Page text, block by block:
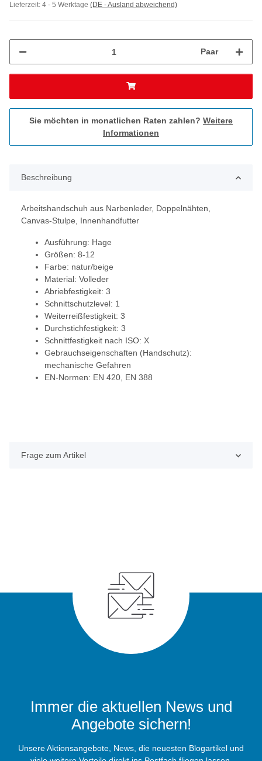
Lieferzeit: 4 - 5 Werktage (DE - Ausland abweichend)
Paar
Sie möchten in monatlichen Raten zahlen? Weitere
Informationen
Beschreibung
Arbeitshandschuh aus Narbenleder, Doppelnähten,
Canvas-Stulpe, Innenhandfutter
Ausführung: Hage
Größen: 8-12
Farbe: natur/beige
Material: Volleder
Abriebfestigkeit: 3
Schnittschutzlevel: 1
Weiterreißfestigkeit: 3
Durchstichfestigkeit: 3
Schnittfestigkeit nach ISO: X
Gebrauchseigenschaften (Handschutz):
mechanische Gefahren
EN-Normen: EN 420, EN 388
Frage zum Artikel
Immer die aktuellen News und
Angebote sichern!
Unsere Aktionsangebote, News, die neuesten Blogartikel und